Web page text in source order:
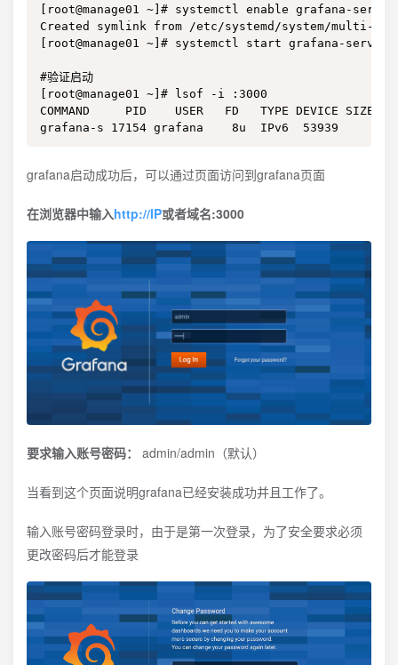
[root@manage01 ~]# systemctl enable grafana-server
Created symlink from /etc/systemd/system/multi-
[root@manage01 ~]# systemctl start grafana-server
#验证启动
[root@manage01 ~]# lsof -i :3000
COMMAND     PID    USER   FD   TYPE DEVICE SIZE/OFF
grafana-s 17154 grafana    8u  IPv6  53939
grafana启动成功后，可以通过页面访问到grafana页面
在浏览器中输入http://IP或者域名:3000
要求输入账号密码： admin/admin（默认）
当看到这个页面说明grafana已经安装成功并且工作了。
输入账号密码登录时，由于是第一次登录，为了安全要求必须
更改密码后才能登录